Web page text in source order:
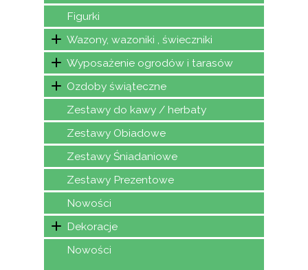
Figurki
Wazony, wazoniki , świeczniki
Wyposażenie ogrodów i tarasów
Ozdoby świąteczne
Zestawy do kawy / herbaty
Zestawy Obiadowe
Zestawy Śniadaniowe
Zestawy Prezentowe
Nowości
Dekoracje
Nowości